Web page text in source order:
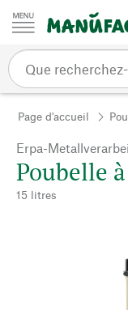
Passer au contenu
Page d'accueil
Erpa-
Poubelle
15 litres